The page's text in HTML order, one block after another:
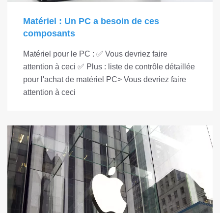
Matériel : Un PC a besoin de ces
composants
Matériel pour le PC : ✅ Vous devriez faire
attention à ceci ✅ Plus : liste de contrôle détaillée
pour l'achat de matériel PC> Vous devriez faire
attention à ceci